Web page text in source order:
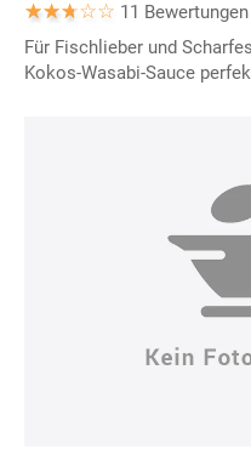
11 Bewertungen
Für Fischlieber und
Kokos-Wasabi-Sauce